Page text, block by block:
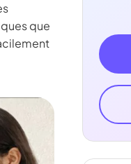
que